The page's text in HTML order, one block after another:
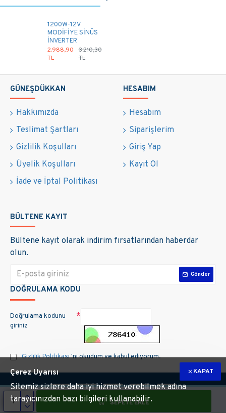
SEPETE EKLE
1200W-12V
MODİFİYE SİNÜS
İNVERTER
2.988,90
TL
3.210,30
TL
GÜNEŞDÜKKAN
Hakkımızda
Teslimat Şartları
Gizlilik Koşulları
Üyelik Koşulları
İade ve İptal Politikası
HESABIM
Hesabım
Siparişlerim
Giriş Yap
Kayıt Ol
BÜLTENE KAYIT
Bültene kayıt olarak indirim fırsatlarından haberdar
olun.
Gönder
DOĞRULAMA KODU
Doğrulama kodunu
giriniz
Gizlilik Politikası'ni okudum ve kabul ediyorum.
hakları saklıdır. Site üzerinde kullanılan markalara ait tüm materyallerin telif
KAPAT
Çerez Uyarısı
Sitemiz sizlere daha iyi hizmet verebilmek adına
tarayıcınızdan bazı bilgileri kullanabilir.